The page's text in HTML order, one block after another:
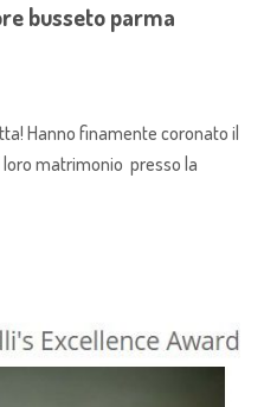
busseto parma
Hanno finamente coronato il
loro matrimonio presso la